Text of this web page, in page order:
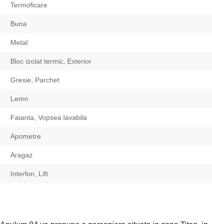
Termoficare
Buna
Metal
Bloc izolat termic, Exterior
Gresie, Parchet
Lemn
Faianta, Vopsea lavabila
Apometre
Aragaz
Interfon, Lift